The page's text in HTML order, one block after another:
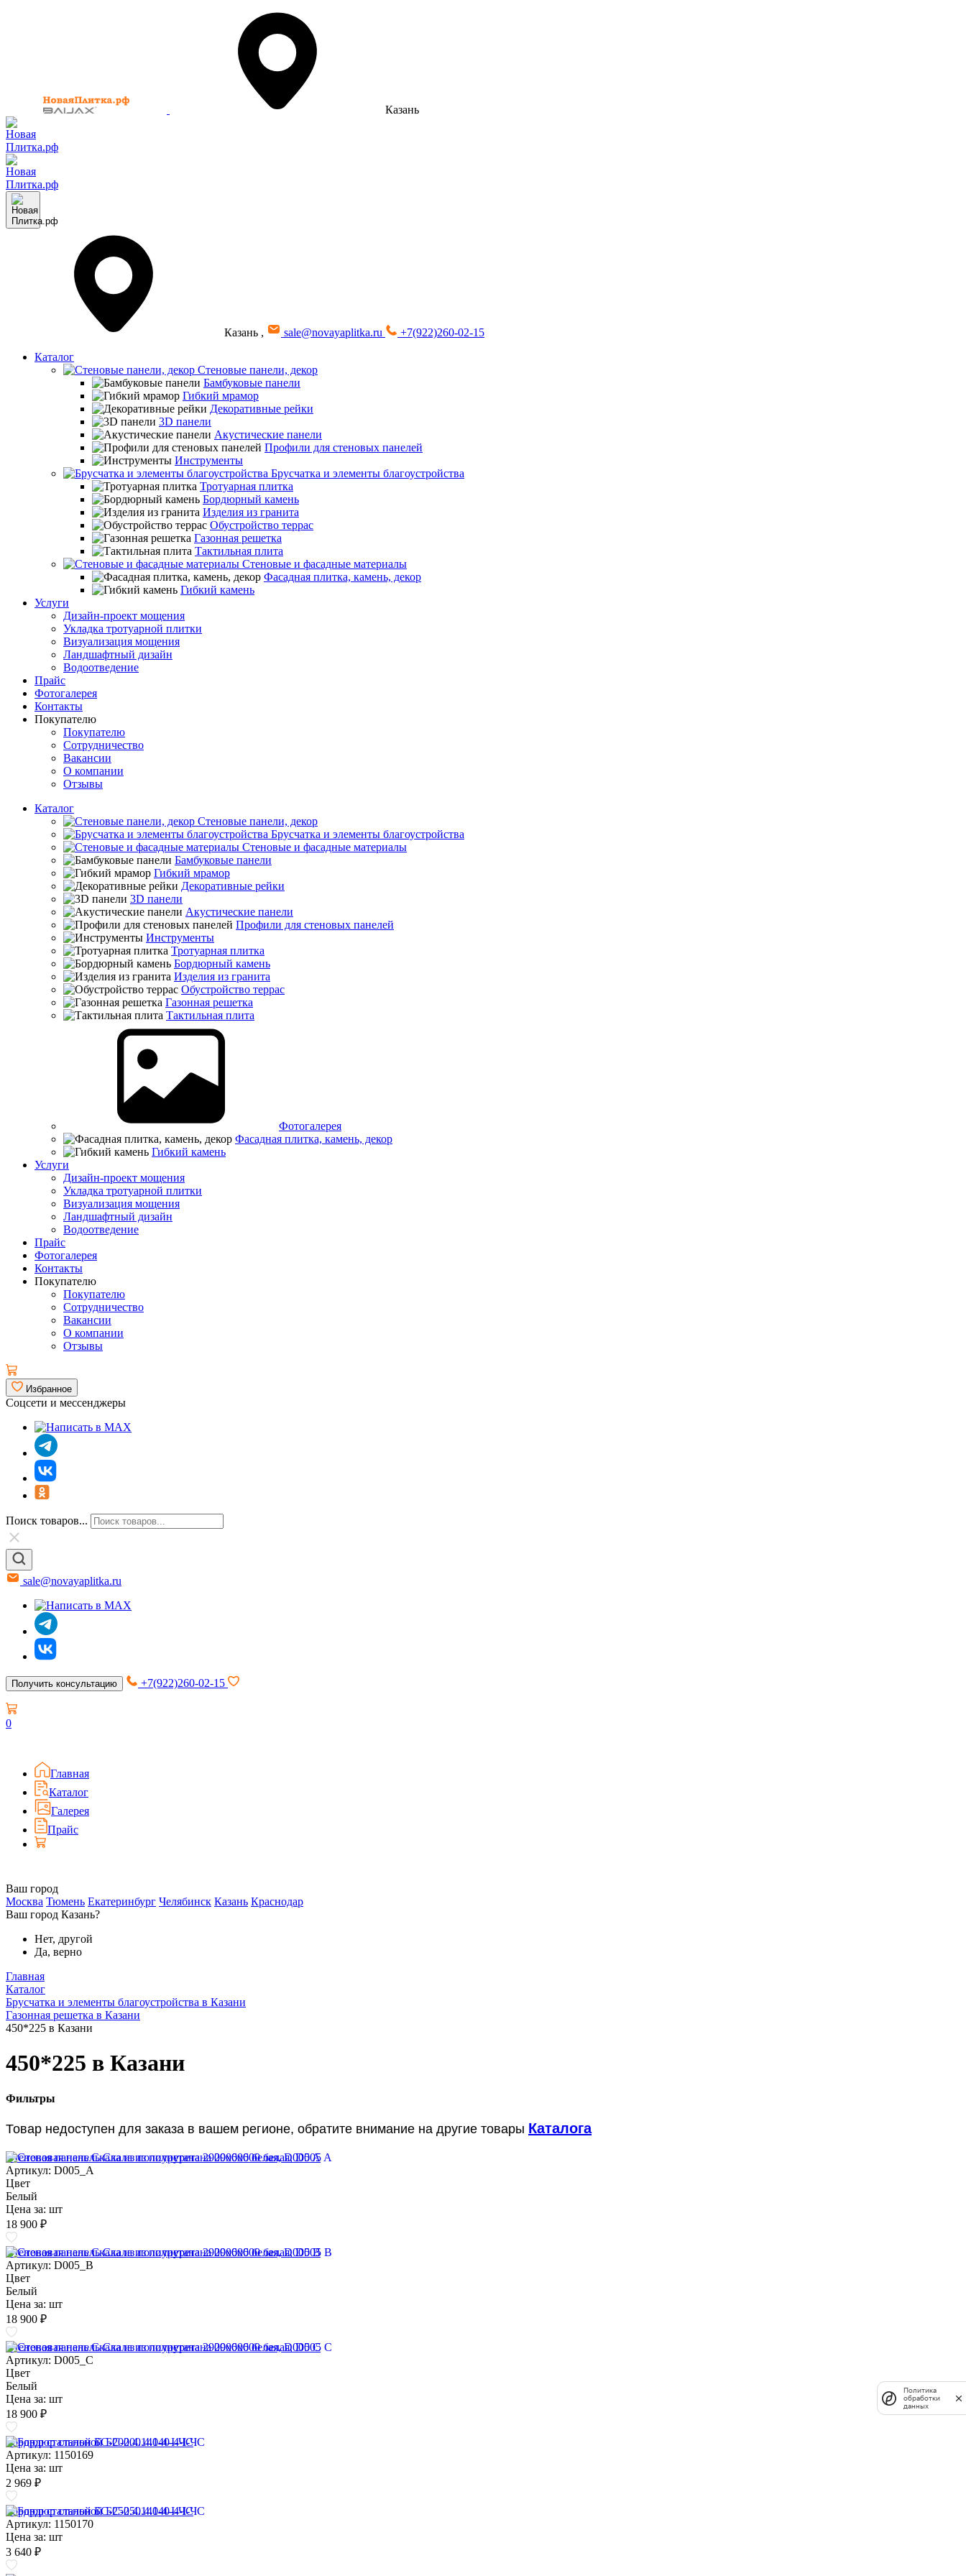
Казань
Казань , sale@novayaplitka.ru
+7(922)260-02-15
Каталог
Стеновые панели, декор
Бамбуковые панели
Гибкий мрамор
Декоративные рейки
3D панели
Акустические панели
Профили для стеновых панелей
Инструменты
Брусчатка и элементы благоустройства
Тротуарная плитка
Бордюрный камень
Изделия из гранита
Обустройство террас
Газонная решетка
Тактильная плита
Стеновые и фасадные материалы
Фасадная плитка, камень, декор
Гибкий камень
Услуги
Дизайн-проект мощения
Укладка тротуарной плитки
Визуализация мощения
Ландшафтный дизайн
Водоотведение
Прайс
Фотогалерея
Контакты
Покупателю
Покупателю
Сотрудничество
Вакансии
О компании
Отзывы
Каталог
Стеновые панели, декор
Брусчатка и элементы благоустройства
Стеновые и фасадные материалы
Бамбуковые панели
Гибкий мрамор
Декоративные рейки
3D панели
Акустические панели
Профили для стеновых панелей
Инструменты
Тротуарная плитка
Бордюрный камень
Изделия из гранита
Обустройство террас
Газонная решетка
Тактильная плита
Фотогалерея
Фасадная плитка, камень, декор
Гибкий камень
Услуги
Дизайн-проект мощения
Укладка тротуарной плитки
Визуализация мощения
Ландшафтный дизайн
Водоотведение
Прайс
Фотогалерея
Контакты
Покупателю
Покупателю
Сотрудничество
Вакансии
О компании
Отзывы
Избранное
Соцсети и мессенджеры
Поиск товаров...
sale@novayaplitka.ru
Получить консультацию +7(922)260-02-15
0
Главная
Каталог
Галерея
Прайс
Ваш город
Москва Тюмень Екатеринбург Челябинск Казань Краснодар
Ваш город Казань?
Нет, другой
Да, верно
Главная
Каталог
Брусчатка и элементы благоустройства в Казани
Газонная решетка в Казани
450*225 в Казани
450*225 в Казани
Фильтры
Товар недоступен для заказа в вашем регионе, обратите внимание на другие товары Каталога
Стеновая панель Скала из полиуретана 2900х600 белая, D005 A
Артикул: D005_A
Цвет
Белый
Цена за: шт
18 900 ₽
Стеновая панель Скала из полиуретана 2900х600 белая, D005 B
Артикул: D005_B
Цвет
Белый
Цена за: шт
18 900 ₽
Стеновая панель Скала из полиуретана 2900х600 белая, D005 C
Артикул: D005_C
Цвет
Белый
Цена за: шт
18 900 ₽
Бордюр стальной БС-200.4.140-4-I-ЧС
Артикул: 1150169
Цена за: шт
2 969 ₽
Бордюр стальной БС-250.4.140-4-I-ЧС
Артикул: 1150170
Цена за: шт
3 640 ₽
Политика
обработки
данных